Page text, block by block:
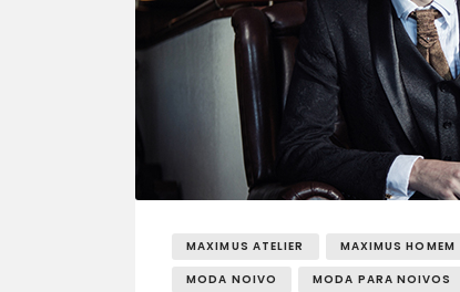
MAXIMUS ATELIER MAXIMUS HOMEM
MODA NOIVO
MODA PARA NOIVOS